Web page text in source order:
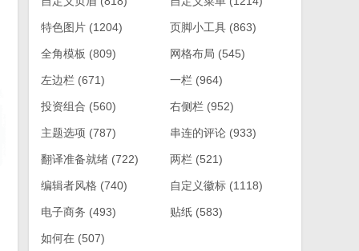
特色图片(1204) 页脚小工具 (863)
全角模板 (809) 网格布局 (545)
左边栏(671) 一栏 (964)
投资组合 (560) 右侧栏 (952)
主题选项 (787) 串连的评论 (933)
翻译准备就绪(722) 两栏 (521)
编辑者风格 (740) 自定义徽标 (1118)
电子商务 (493) 贴纸 (583)
如何在(507)